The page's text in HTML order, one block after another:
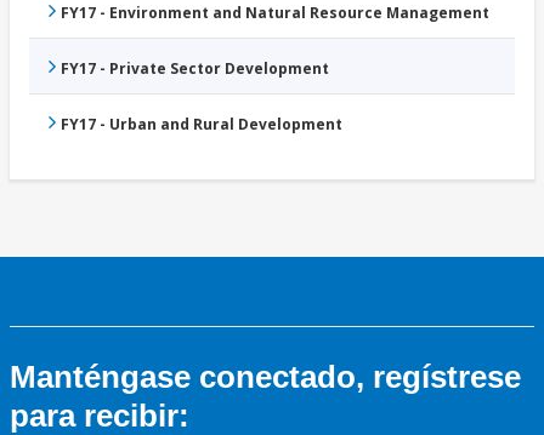
FY17 - Environment and Natural Resource Management
FY17 - Private Sector Development
FY17 - Urban and Rural Development
Manténgase conectado, regístrese
para recibir: